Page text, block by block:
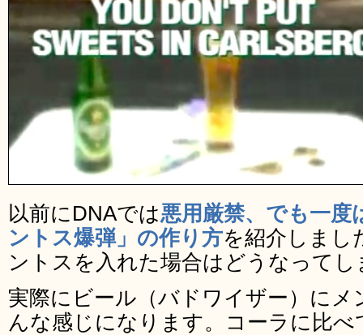
以前にDNAでは悪用厳禁、でも一度
ントス爆弾」の作り方を紹介しまし
ントスを入れた場合はどうなって
実際にビール（バドワイザー）に
んな感じになります。コーラに比